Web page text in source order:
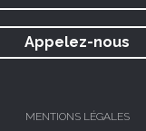
Appelez-nous
MENTIONS LÉGALES